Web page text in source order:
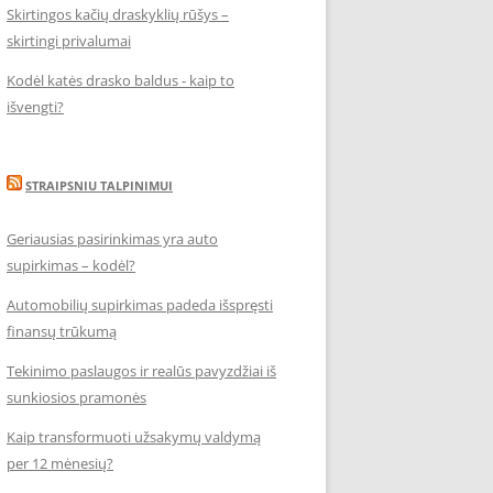
Skirtingos kačių draskyklių rūšys –
skirtingi privalumai
Kodėl katės drasko baldus - kaip to
išvengti?
STRAIPSNIU TALPINIMUI
Geriausias pasirinkimas yra auto
supirkimas – kodėl?
Automobilių supirkimas padeda išspręsti
finansų trūkumą
Tekinimo paslaugos ir realūs pavyzdžiai iš
sunkiosios pramonės
Kaip transformuoti užsakymų valdymą
per 12 mėnesių?